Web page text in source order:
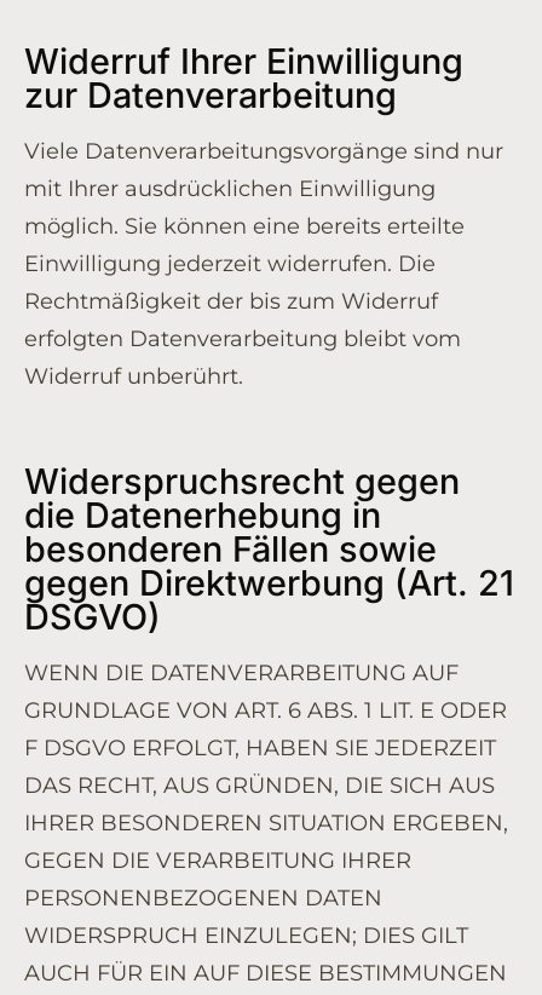
Widerruf Ihrer Einwilligung
zur Datenverarbeitung
Viele Datenverarbeitungsvorgänge sind nur
mit Ihrer ausdrücklichen Einwilligung
möglich. Sie können eine bereits erteilte
Einwilligung jederzeit widerrufen. Die
Rechtmäßigkeit der bis zum Widerruf
erfolgten Datenverarbeitung bleibt vom
Widerruf unberührt.
Widerspruchsrecht gegen
die Datenerhebung in
besonderen Fällen sowie
gegen Direktwerbung (Art. 21
DSGVO)
WENN DIE DATENVERARBEITUNG AUF
GRUNDLAGE VON ART. 6 ABS. 1 LIT. E ODER
F DSGVO ERFOLGT, HABEN SIE JEDERZEIT
DAS RECHT, AUS GRÜNDEN, DIE SICH AUS
IHRER BESONDEREN SITUATION ERGEBEN,
GEGEN DIE VERARBEITUNG IHRER
PERSONENBEZOGENEN DATEN
WIDERSPRUCH EINZULEGEN; DIES GILT
AUCH FÜR EIN AUF DIESE BESTIMMUNGEN